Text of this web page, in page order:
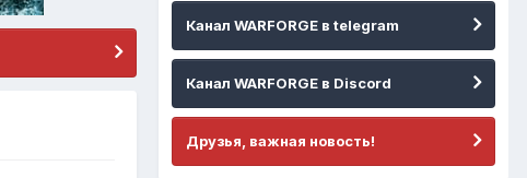
Канал WARFORGE в telegram
Канал WARFORGE в Discord
Друзья, важная новость!